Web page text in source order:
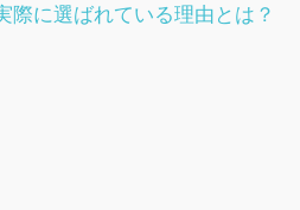
際に選ばれている理由とは？